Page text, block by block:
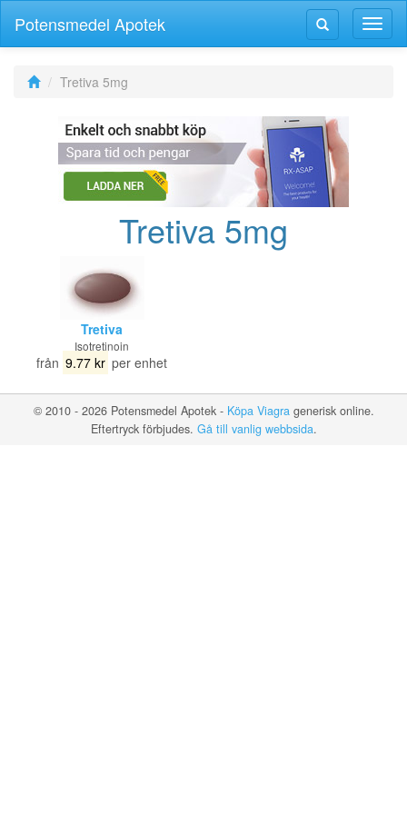
Växla
Växla
navigering
Potensmedel Apotek
Tretiva 5mg
Tretiva 5mg
Tretiva
Isotretinoin
från 9.77 kr per enhet
© 2010 - 2026 Potensmedel Apotek - Köpa Viagragenerisk online.
Eftertryck förbjudes. Gå till vanlig webbsida.